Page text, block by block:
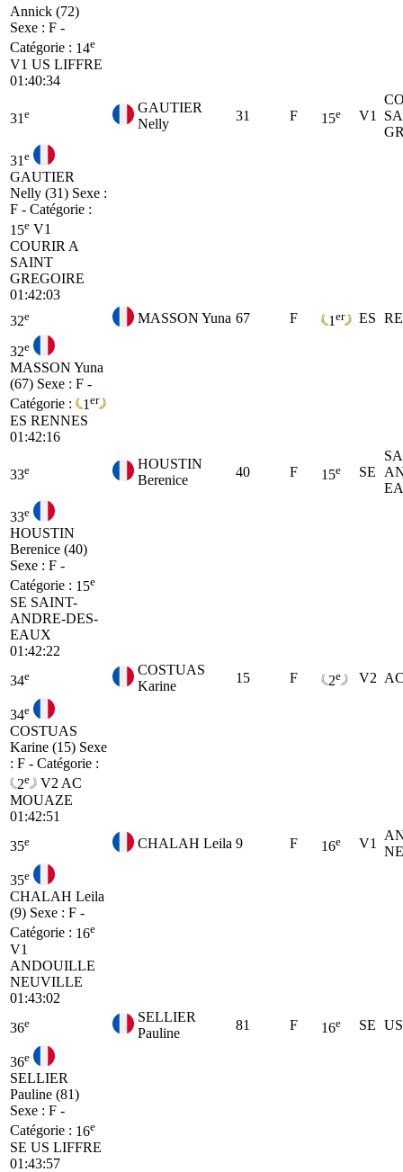
Annick (72)
Sexe : F -
Catégorie : 14e
V1 US LIFFRE
01:40:34
31 e
GAUTIER
Nelly
31 F 15e V1
31 e
GAUTIER
Nelly (31) Sexe :
F - Catégorie :
15e V1
COURIR A
SAINT
GREGOIRE
01:42:03
32e MASSON Yuna 67 F 1 er ES
32e
MASSON Yuna
(67) Sexe : F -
Catégorie :
1 er
ES RENNES
01:42:16
33e
HOUSTIN
Berenice
40 F 15e SE
33e
HOUSTIN
Berenice (40)
Sexe : F -
Catégorie : 15e
SE SAINT-
ANDRE-DES-
EAUX
01:42:22
34e
COSTUAS
Karine
15 F 2e V2
34e
COSTUAS
Karine (15) Sexe
: F - Catégorie :
2e V2AC
MOUAZE
01:42:51
35e CHALAH Leila 9 F 16e V1
35e
CHALAH Leila
(9) Sexe : F -
Catégorie : 16e
V1
ANDOUILLE
NEUVILLE
01:43:02
36e
SELLIER
Pauline
81 F 16e SE
36e
SELLIER
Pauline (81)
Sexe : F -
Catégorie : 16e
SE US LIFFRE
01:43:57